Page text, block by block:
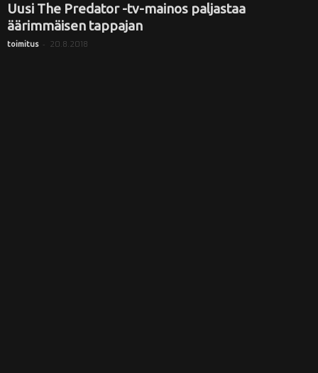
Uusi The Predator -tv-mainos paljastaa
äärimmäisen tappajan
toimitus - 20.8.2018